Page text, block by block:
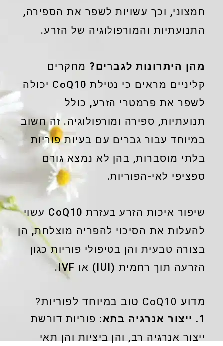
חמצוני, וכך עשויות לשפר את הספירה,
התנועתיות והמורפולוגיה של הזרע.
מהן היתרונות לגברים? מחקרים
קליניים מראים כי נטילת CoQ10 יכולה
לשפר את פרמטרי הזרע, כולל
תנועתיות, ספירה ומורפולוגיה. זה חשוב
במיוחד עבור גברים עם בעיות פוריות
בלתי מוסברות, בהן לא נמצא גורם
ספציפי לאי-הפוריות.
שיפור איכות הזרע בעזרת CoQ10 עשוי
להעלות את הסיכוי להפריה מוצלחת, הן
בצורה טבעית והן בטיפולי פוריות כגון
הזרעה תוך רחמית (IUI) או IVF.
מדוע CoQ10 טוב במיוחד לפוריות?
1. ייצור אנרגיה בתא:
פוריות דורשת
ייצור אנרגיה רב, והן ביציות והן תאי